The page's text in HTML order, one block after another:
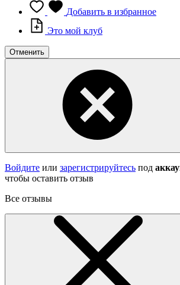
Добавить в избранное
Это мой клуб
Отменить
Войдите или зарегистрируйтесь под
чтобы оставить отзыв
Все отзывы